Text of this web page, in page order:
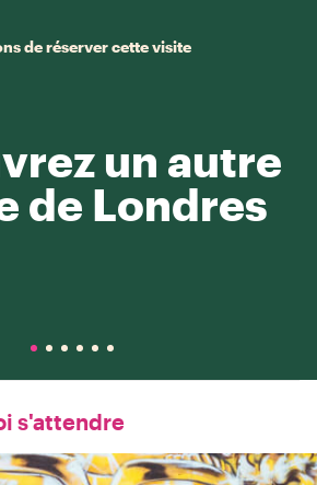
de réserver cette visite
un autre
de Londres
s'attendre